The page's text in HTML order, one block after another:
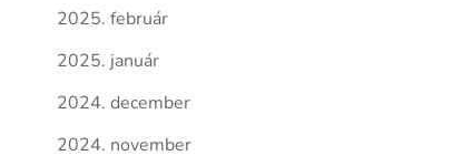
2025. február
2025. január
2024. december
2024. november